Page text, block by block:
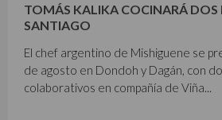
TOMÁS KALIKA COCINARÁ DOS
SANTIAGO
El chef argentino de Mishiguene se
de agosto en Dondoh y Dagán, con
colaborativos en compañía de Viña...